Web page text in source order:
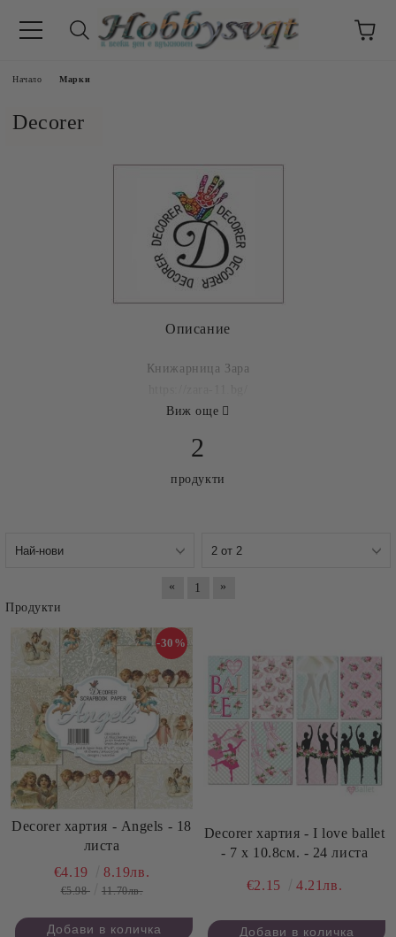
Начало Марки
Decorer
Описание
Книжарница Зара
Виж още
2
продукти
« 1
»
Продукти
Decorer хартия - Angels - 18
листа
-30%
€4.19 8.19лв.
€5.98 11.70лв.
Decorer хартия - I love ballet
- 7 х 10.8см. - 24 листа
€2.15 4.21лв.